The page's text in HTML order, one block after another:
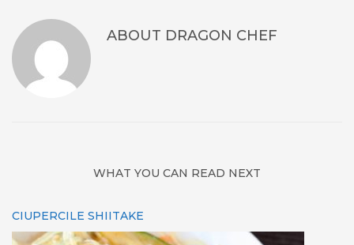
ABOUT DRAGON CHEF
WHAT YOU CAN READ NEXT
CIUPERCILE SHIITAKE